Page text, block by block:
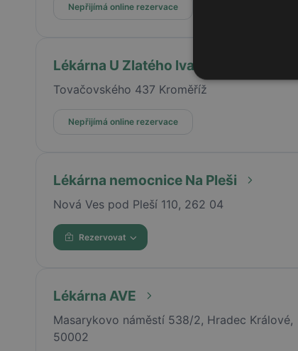
Nepřijímá online rezervace
Lékárna U Zlatého lva
Tovačovského 437 Kroměříž
Nepřijímá online rezervace
Lékárna nemocnice Na Pleši
Nová Ves pod Pleší 110, 262 04
Rezervovat
Lékárna AVE
Masarykovo náměstí 538/2, Hradec Králové,
50002